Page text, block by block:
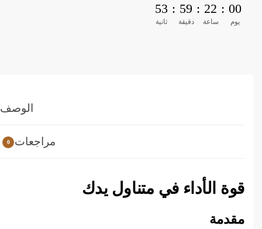
00
يوم
:
22
ساعة
:
59
دقيقة
:
53
ثانية
الوصف
مراجعات 0
قوة الأداء في متناول يدك
مقدمة